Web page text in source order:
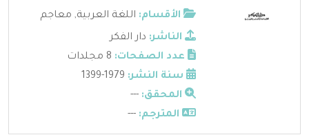
الأقسام: اللغة العربية, معاجم
الناشر: دار الفكر
عدد الصفحات:
سنة النشر:
المحقق: ---
المترجم: ---